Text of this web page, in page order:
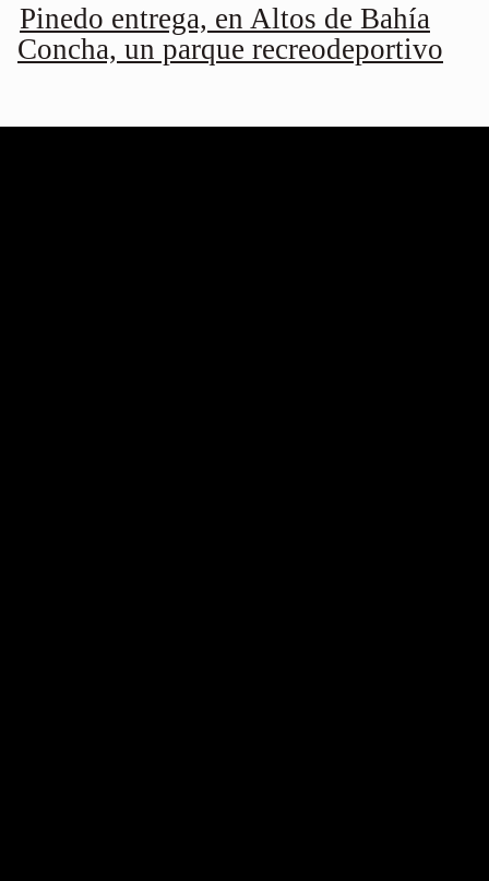
Pinedo entrega, en Altos de Bahía
Concha, un parque recreodeportivo